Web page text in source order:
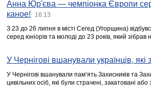
Анна Юр'єва — чемпіонка Європи
каное!
16:13
З 23 до 26 липня в місті Сегед (Угорщина)
серед юніорів та молоді до 23 років, який
У Чернігові вшанували українців, які
У Чернігові вшанували пам’ять Захисників та
цивільних осіб, які були страчені, закатовані